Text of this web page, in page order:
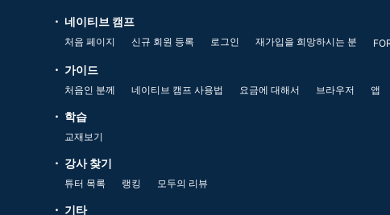
네이티브 캠프
처음 페이지 신규 회원 등록 로그인 재가입을 희망하시는 분
가이드
처음인 분께 네이티브 캠프 사용법 요금에 대해서 브라우저 앱
학습
교재보기
강사 찾기
튜터 목록 랭킹 모두의 리뷰
기타